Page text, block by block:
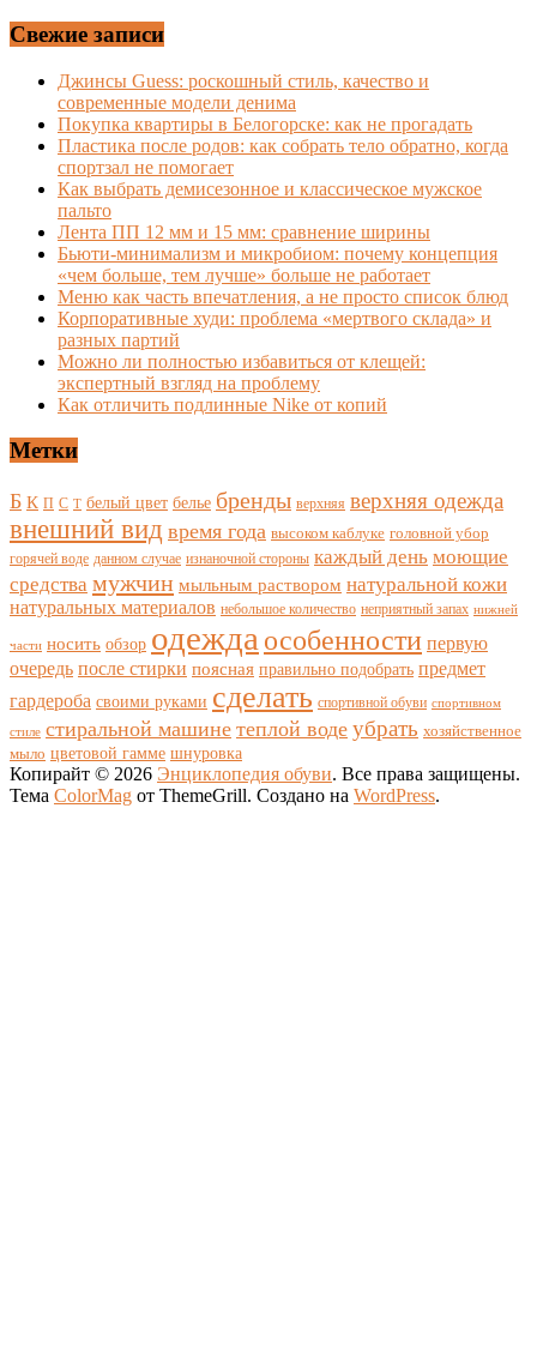
Свежие записи
Джинсы Guess: роскошный стиль, качество и
современные модели денима
Покупка квартиры в Белогорске: как не прогадать
Пластика после родов: как собрать тело обратно, когда
спортзал не помогает
Как выбрать демисезонное и классическое мужское
пальто
Лента ПП 12 мм и 15 мм: сравнение ширины
Бьюти-минимализм и микробиом: почему концепция
«чем больше, тем лучше» больше не работает
Меню как часть впечатления, а не просто список блюд
Корпоративные худи: проблема «мертвого склада» и
разных партий
Можно ли полностью избавиться от клещей:
экспертный взгляд на проблему
Как отличить подлинные Nike от копий
Метки
Б К П С Т белый цвет белье бренды верхняя верхняя одежда
внешний вид время года высоком каблуке головной убор
горячей воде данном случае изнаночной стороны каждый день моющие
средства мужчин мыльным раствором натуральной кожи
натуральных материалов небольшое количество неприятный запах нижней
части носить обзор одежда особенности первую
очередь после стирки поясная правильно подобрать предмет
гардероба своими руками сделать спортивной обуви спортивном
стиле стиральной машине теплой воде убрать хозяйственное
мыло цветовой гамме шнуровка
Копирайт © 2026 Энциклопедия обуви. Все права защищены.
Тема ColorMag от ThemeGrill. Создано на WordPress.